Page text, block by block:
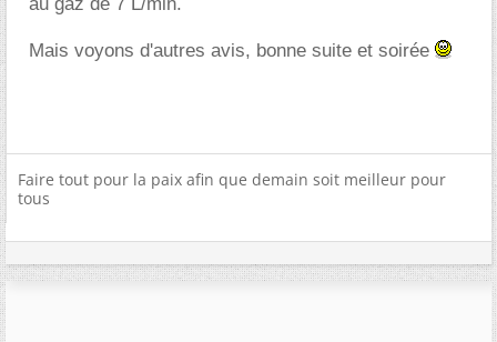
Mais voyons d'autres avis, bonne suite et soirée
Faire tout pour la paix afin que demain soit meilleur pour
tous